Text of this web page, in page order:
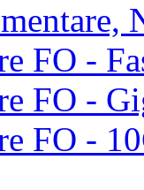
FO -
FO -
FO -